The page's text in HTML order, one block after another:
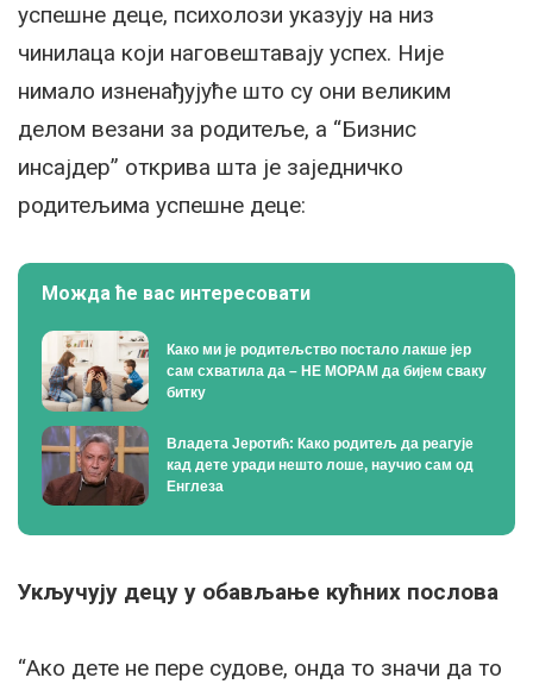
успешне деце, психолози указују на низ
чинилаца који наговештавају успех. Није
нимало изненађујуће што су они великим
делом везани за родитеље, а “Бизнис
инсајдер” открива шта је заједничко
родитељима успешне деце:
Можда ће вас интересовати
Како ми је родитељство постало лакше јер
сам схватила да – НЕ МОРАМ да бијем сваку
битку
Владета Јеротић: Како родитељ да реагује
кад дете уради нешто лоше, научио сам од
Енглеза
Укључују децу у обављање кућних послова
“Ако дете не пере судове, онда то значи да то